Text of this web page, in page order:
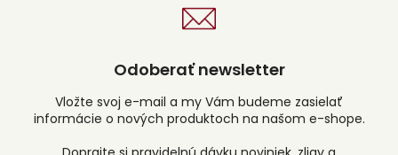
Odoberať newsletter
Vložte svoj e-mail a my Vám budeme zasielať
informácie o nových produktoch na našom e-shope.